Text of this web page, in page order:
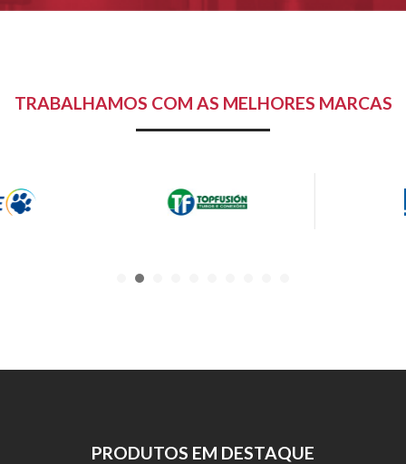
TRABALHAMOS COM AS MELHORES MARCAS
PRODUTOS EM DESTAQUE